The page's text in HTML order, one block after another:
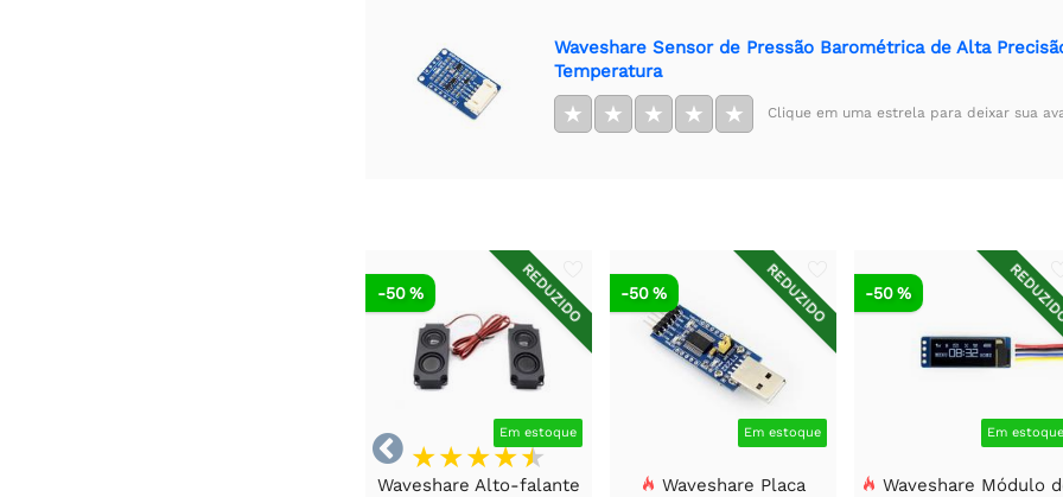
Waveshare Sensor de Pressão Barométrica de Alta
Temperatura
★ ★ ★ ★ ★ Clique em uma estrela para deixar sua

REDUZIDO
Em estoque
-50 %
Waveshare Alto-falante
REDUZIDO
Em estoque
-50 %
Waveshare Placa
Em estoque
-50 %
Waveshare Módulo